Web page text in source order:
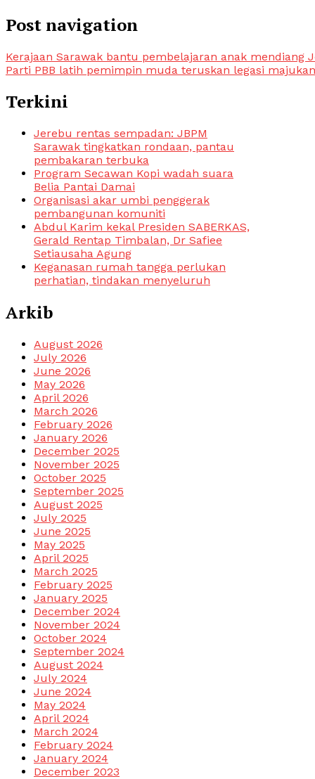
Post navigation
Kerajaan Sarawak bantu pembelajaran anak mendiang
Parti PBB latih pemimpin muda teruskan legasi
Terkini
Jerebu rentas sempadan: JBPM
Sarawak tingkatkan rondaan, pantau
pembakaran terbuka
Program Secawan Kopi wadah suara
Belia Pantai Damai
Organisasi akar umbi penggerak
pembangunan komuniti
Abdul Karim kekal Presiden SABERKAS,
Gerald Rentap Timbalan, Dr Safiee
Setiausaha Agung
Keganasan rumah tangga perlukan
perhatian, tindakan menyeluruh
Arkib
August 2026
July 2026
June 2026
May 2026
April 2026
March 2026
February 2026
January 2026
December 2025
November 2025
October 2025
September 2025
August 2025
July 2025
June 2025
May 2025
April 2025
March 2025
February 2025
January 2025
December 2024
November 2024
October 2024
September 2024
August 2024
July 2024
June 2024
May 2024
April 2024
March 2024
February 2024
January 2024
December 2023